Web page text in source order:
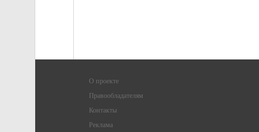
О проекте
Правообладателям
Контакты
Реклама